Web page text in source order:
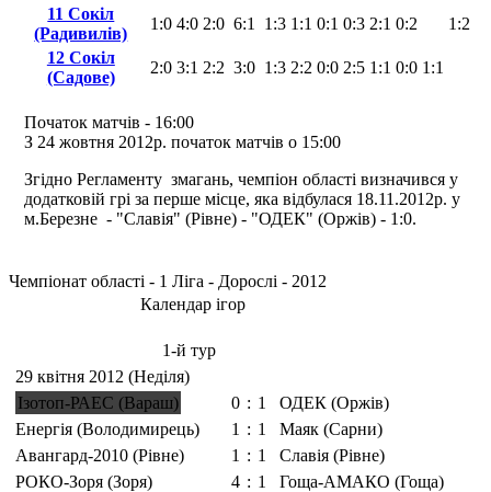
11 Сокіл
(Радивилів)
1:0 4:0 2:0 6:1 1:3 1:1 0:1 0:3 2:1 0:2
1:2
12 Сокіл
(Садове)
2:0 3:1 2:2 3:0 1:3 2:2 0:0 2:5 1:1 0:0 1:1
Початок матчiв - 16:00
З 24 жовтня 2012р. початок матчів о 15:00
Згідно Регламенту змагань, чемпіон області визначився у
додатковій грі за перше місце, яка відбулася 18.11.2012р. у
м.Березне - "Славія" (Рівне) - "ОДЕК" (Оржів) - 1:0.
Чемпіонат області - 1 Ліга - Дорослі - 2012
Календар ігор
1-й тур
29 квітня 2012 (Неділя)
Ізотоп-РАЕС (Вараш)
0 : 1
ОДЕК (Оржів)
Енергія (Володимирець)
1 : 1
Маяк (Сарни)
Авангард-2010 (Рівне)
1 : 1
Славія (Рівне)
РОКО-Зоря (Зоря)
4 : 1
Гоща-АМАКО (Гоща)